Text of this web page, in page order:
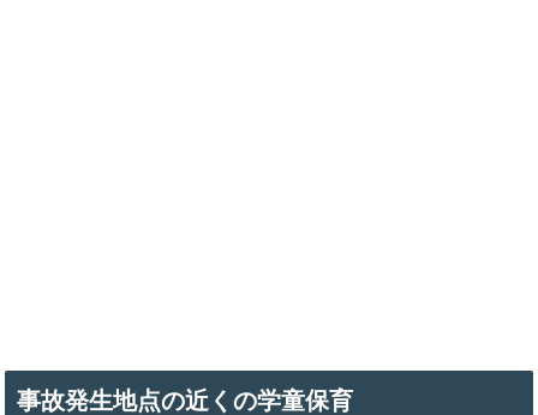
事故発生地点の近くの学童保育